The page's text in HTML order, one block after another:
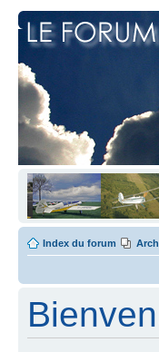
Index du forum